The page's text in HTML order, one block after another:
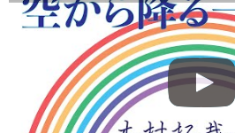
옷 다듬고 행사 입장하는 이수혁
랙 오키드 리저브’ 향수 캠페인 기념 포토
#Leesoohyuk 260326 NEW!
中村玉緒、最後まで愛した夫・
😭💔#中村玉緒#勝新太郎#夫婦愛#昭和
ソード#昭和の名優#芸能ニュース#追
私のIDはカンナム美人 OST 〜
ピ #내아이디는강남미인 #차은우
#shorts #귀카피 NEW!